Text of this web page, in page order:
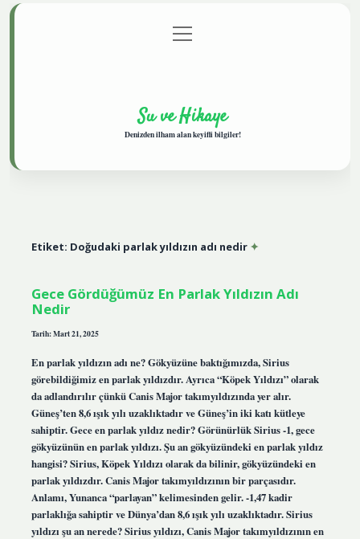
Gizlilik Politikası
menüyü
aç
Su ve Hikaye
Denizden ilham alan keyifli bilgiler!
Etiket: Doğudaki parlak yıldızın adı nedir
Gece Gördüğümüz En Parlak Yıldızın Adı
Nedir
Tarih: Mart 21, 2025
En parlak yıldızın adı ne? Gökyüzüne baktığımızda, Sirius
görebildiğimiz en parlak yıldızdır. Ayrıca “Köpek Yıldızı” olarak
da adlandırılır çünkü Canis Major takımyıldızında yer alır.
Güneş’ten 8,6 ışık yılı uzaklıktadır ve Güneş’in iki katı kütleye
sahiptir. Gece en parlak yıldız nedir? Görünürlük Sirius -1, gece
gökyüzünün en parlak yıldızı. Şu an gökyüzündeki en parlak yıldız
hangisi? Sirius, Köpek Yıldızı olarak da bilinir, gökyüzündeki en
parlak yıldızdır. Canis Major takımyıldızının bir parçasıdır.
Anlamı, Yunanca “parlayan” kelimesinden gelir. -1,47 kadir
parlaklığa sahiptir ve Dünya’dan 8,6 ışık yılı uzaklıktadır. Sirius
yıldızı şu an nerede? Sirius yıldızı, Canis Major takımyıldızının en